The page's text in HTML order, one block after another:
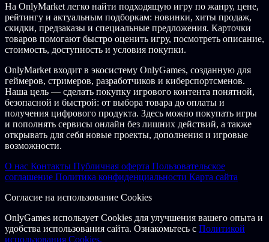
На OnlyMarket легко найти подходящую игру по жанру, цене,
рейтингу и актуальным подборкам: новинки, хиты продаж,
скидки, предзаказы и специальные предложения. Карточки
товаров помогают быстро оценить игру, посмотреть описание,
стоимость, доступность и условия покупки.
OnlyMarket входит в экосистему OnlyGames, созданную для
геймеров, стримеров, разработчиков и киберспортсменов.
Наша цель — сделать покупку игрового контента понятной,
безопасной и быстрой: от выбора товара до оплаты и
получения цифрового продукта. Здесь можно покупать игры
и пополнять сервисы онлайн без лишних действий, а также
открывать для себя новые проекты, дополнения и игровые
возможности.
О нас Контакты Публичная оферта Пользовательское
соглашение Политика конфиденциальности Карта сайта
Согласие на использование Cookies
OnlyGames использует Cookies для улучшения вашего опыта и
удобства использования сайта. Ознакомьтесь с Политикой
использования Cookies.